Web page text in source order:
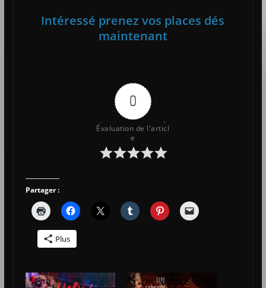
Intéressé prenez vos places dés
maintenant
0
Évaluation de l'articl
e
Partager :
Plus